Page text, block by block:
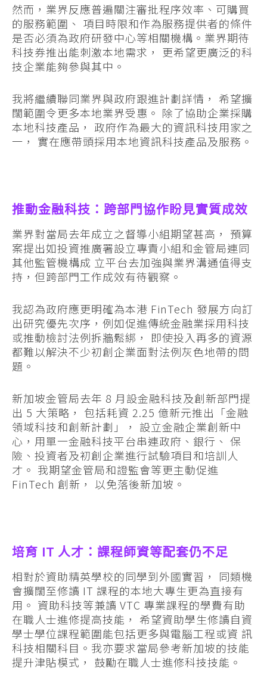
然而，業界反應普遍關注審批程序效率、可購買
的服務範圍、 項目時限和作為服務提供者的條件
是否必須為政府研發中心等相關機構。業界期待
科技券推出能刺激本地需求， 更希望更廣泛的科
技企業能夠參與其中。
我將繼續聯同業界與政府跟進計劃詳情， 希望擴
闊範圍令更多本地業界受惠。 除了協助企業採購
本地科技產品， 政府作為最大的資訊科技用家之
一， 實在應帶頭採用本地資訊科技產品及服務。
推動金融科技：跨部門協作盼見實質成效
業界對當局去年成立之督導小組期望甚高， 預算
案提出如投資推廣署設立專責小組和金管局連同
其他監管機構成 立平台去加強與業界溝通值得支
持，但跨部門工作成效有待觀察。
我認為政府應更明確為本港 FinTech 發展方向訂
出研究優先次序，例如促進傳統金融業採用科技
或推動檢討法例拆牆鬆綁， 即使投入再多的資源
都難以解決不少初創企業面對法例灰色地帶的問
題。
新加坡金管局去年 8 月設金融科技及創新部門提
出 5 大策略， 包括耗資 2.25 億新元推出「金融
領域科技和創新計劃」， 設立金融企業創新中
心，用單一金融科技平台串連政府、銀行、 保
險、投資者及初創企業進行試驗項目和培訓人
才。 我期望金管局和證監會等更主動促進
FinTech 創新， 以免落後新加坡。
培育 IT 人才：課程師資等配套仍不足
相對於資助精英學校的同學到外國實習， 同類機
會擴闊至修讀 IT 課程的本地大專生更為直接有
用。 資助科技等兼讀 VTC 專業課程的學費有助
在職人士進修提高技能， 希望資助學生修讀自資
學士學位課程範圍能包括更多與電腦工程或資 訊
科技相關科目。我亦要求當局參考新加坡的技能
提升津貼模式， 鼓勵在職人士進修科技技能。